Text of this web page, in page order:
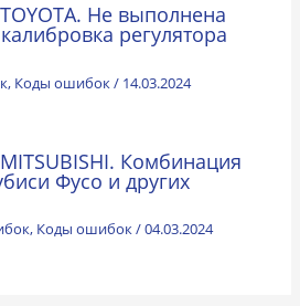
Не выполнена
регулятора
, Коды ошибок/ 14.03.2024
Комбинация
Фусо и других
, Коды ошибок/04.03.2024